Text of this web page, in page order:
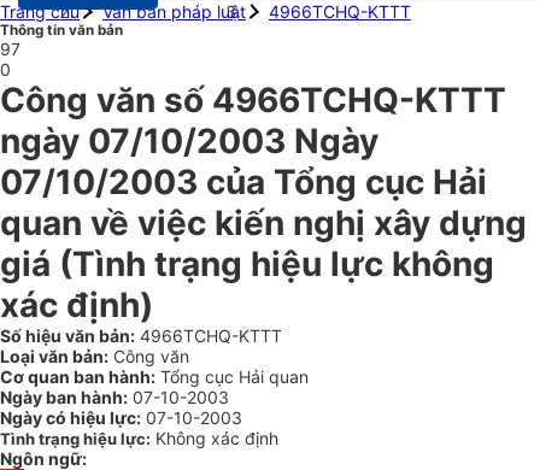
Trang chủ
Văn bản pháp luật 4966TCHQ-KTTT
Thông tin văn bản
97
0
Công văn số 4966TCHQ-KTTT
ngày 07/10/2003 Ngày
07/10/2003 của Tổng cục Hải
quan về việc kiến nghị xây dựng
giá (Tình trạng hiệu lực không
xác định)
Số hiệu văn bản: 4966TCHQ-KTTT
Loại văn bản: Công văn
Cơ quan ban hành: Tổng cục Hải quan
Ngày ban hành: 07-10-2003
Ngày có hiệu lực: 07-10-2003
Tình trạng hiệu lực: Không xác định
Ngôn ngữ: